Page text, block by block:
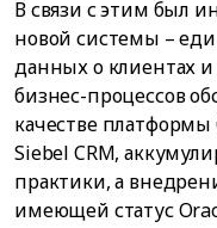
В связи с этим был
новой системы –
данных о клиентах
бизнес-процессов
качестве
Siebel CRM,
практики, а
имеющей статус